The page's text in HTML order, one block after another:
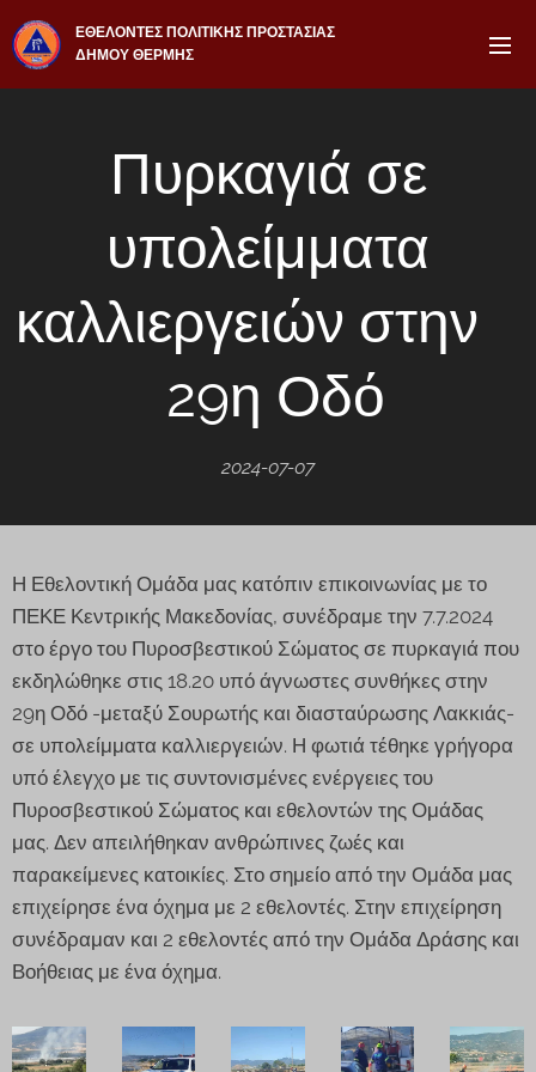
ΕΘΕΛΟΝΤΕΣ ΠΟΛΙΤΙΚΗΣ ΠΡΟΣΤΑΣΙΑΣ
ΔΗΜΟΥ ΘΕΡΜΗΣ
Πυρκαγιά σε
υπολείμματα
καλλιεργειών στην
29η Οδό
2024-07-07
Η Εθελοντική Ομάδα μας κατόπιν επικοινωνίας με το
ΠΕΚΕ Κεντρικής Μακεδονίας, συνέδραμε την 7.7.2024
στο έργο του Πυροσβεστικού Σώματος σε πυρκαγιά που
εκδηλώθηκε στις 18.20 υπό άγνωστες συνθήκες στην
29η Οδό -μεταξύ Σουρωτής και διασταύρωσης Λακκιάς-
σε υπολείμματα καλλιεργειών. Η φωτιά τέθηκε γρήγορα
υπό έλεγχο με τις συντονισμένες ενέργειες του
Πυροσβεστικού Σώματος και εθελοντών της Ομάδας
μας. Δεν απειλήθηκαν ανθρώπινες ζωές και
παρακείμενες κατοικίες. Στο σημείο από την Ομάδα μας
επιχείρησε ένα όχημα με 2 εθελοντές. Στην επιχείρηση
συνέδραμαν και 2 εθελοντές από την Ομάδα Δράσης και
Βοήθειας με ένα όχημα.